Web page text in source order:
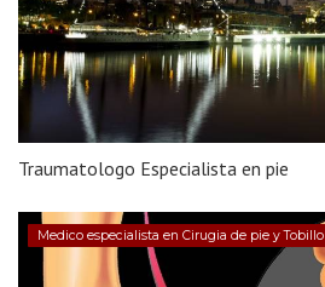
Traumatologo Especialista en pie
Medico especialista en Cirugia de pie y Tobillo